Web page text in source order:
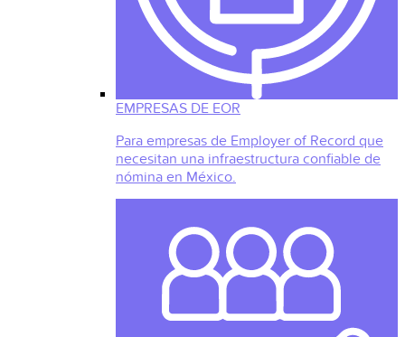
EMPRESAS DE EOR
Para empresas de Employer of Record que
necesitan una infraestructura confiable de
nómina en México.